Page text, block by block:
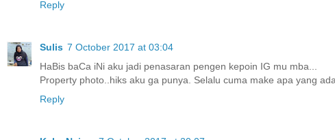
Reply
Sulis 7 October 2017 at 03:04
HaBis baCa iNi aku jadi penasaran pengen kepoin IG mu mba...
Property photo..hiks aku ga punya. Selalu cuma make apa yang ada
Reply